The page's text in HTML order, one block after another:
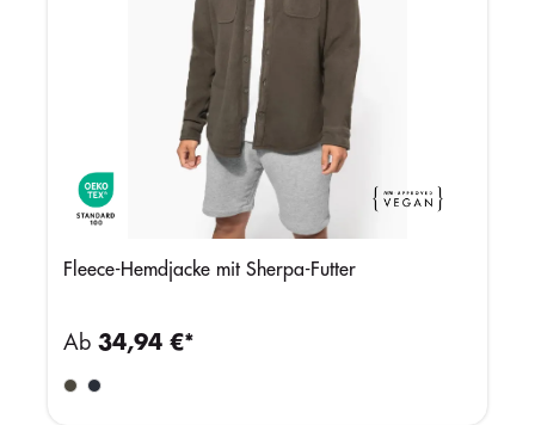
Fleece-Hemdjacke mit Sherpa-Futter
Ab 34,94 €*